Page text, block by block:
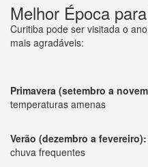
Melhor Época
Curitiba pode ser visitada o
mais agradáveis:
Primavera (setembro a
temperaturas amenas
Verão (dezembro a fevereiro):
chuva frequentes